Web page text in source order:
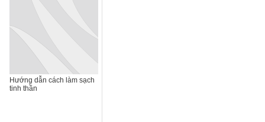
Hướng dẫn cách làm sạch
tinh thần